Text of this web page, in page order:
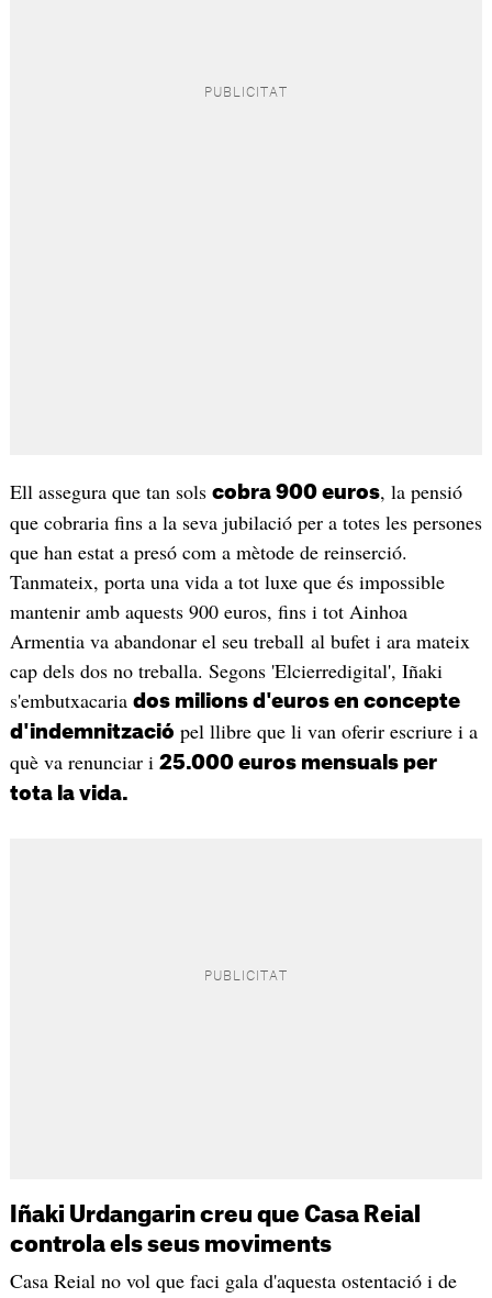
Ell assegura que tan sols cobra 900 euros, la pensió
que cobraria fins a la seva jubilació per a totes les persones
que han estat a presó com a mètode de reinserció.
Tanmateix, porta una vida a tot luxe que és impossible
mantenir amb aquests 900 euros, fins i tot Ainhoa
Armentia va abandonar el seu treball al bufet i ara mateix
cap dels dos no treballa. Segons 'Elcierredigital', Iñaki
s'embutxacaria dos milions d'euros en concepte
d'indemnització pel llibre que li van oferir escriure i a
què va renunciar i 25.000 euros mensuals per
tota la vida.
Iñaki Urdangarin creu que Casa Reial
controla els seus moviments
Casa Reial no vol que faci gala d'aquesta ostentació i de